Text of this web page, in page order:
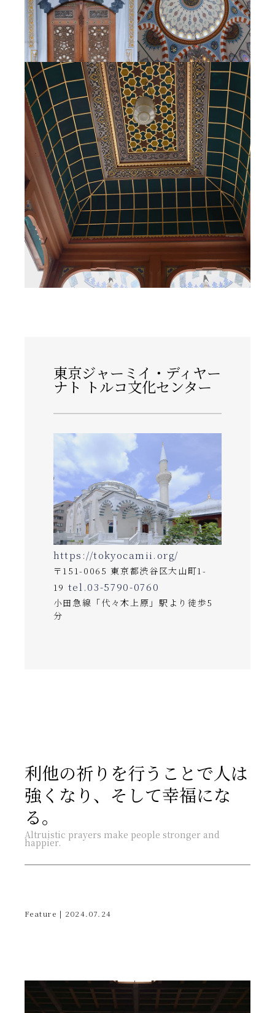
東京ジャーミイ・ディヤー
ナト トルコ文化センター
https://tokyocamii.org/
〒151-0065 東京都渋谷区大山町1-
19 tel.03-5790-0760
小田急線「代々木上原」駅より徒歩5
分
利他の祈りを行うことで人は
強くなり、そして幸福にな
る。
Altruistic prayers make people stronger and
happier.
Feature | 2024.07.24